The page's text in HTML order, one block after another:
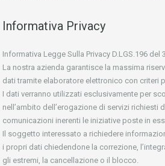
Informativa Privacy
Informativa Legge Sulla Privacy D.LGS.196 del
La nostra azienda garantisce la massima
dati tramite elaboratore elettronico con criteri
I dati verranno utilizzati esclusivamente per
nell’ambito dell’erogazione di servizi richiesti
comunicazioni inerenti le iniziative poste in
Il soggetto interessato a richiedere
i propri dati chiedendone la correzione,
gli estremi, la cancellazione o il blocco.